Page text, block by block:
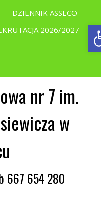
DZIENNIK ASSECO
2026/2027
nr 7 im.
w
667 654 280